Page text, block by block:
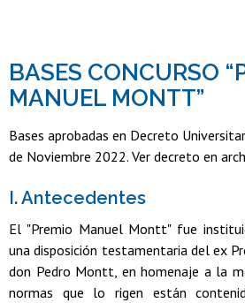
BASES CONCURSO
MANUEL MONTT”
Bases aprobadas en Decreto
de Noviembre 2022. Ver decreto en
I. Antecedentes
El "Premio Manuel Montt" fue
una disposición testamentaria del ex
don Pedro Montt, en homenaje a la
normas que lo rigen están